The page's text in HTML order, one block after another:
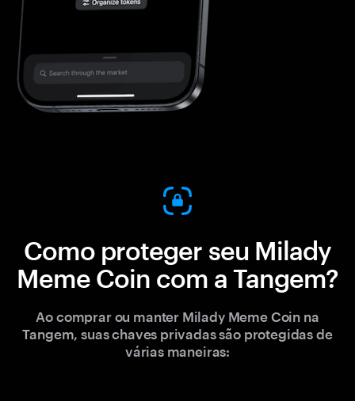
Como proteger seu Milady
Meme Coin com a Tangem?
Ao comprar ou manter Milady Meme Coin na
Tangem, suas chaves privadas são protegidas de
várias maneiras: